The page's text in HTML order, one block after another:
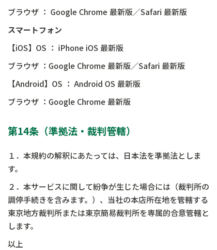
ブラウザ ： Google Chrome 最新版／Safari 最新版
スマートフォン
【iOS】OS ： iPhone iOS 最新版
ブラウザ ：Google Chrome 最新版／Safari 最新版
【Android】OS ： Android OS 最新版
ブラウザ ：Google Chrome 最新版
第14条（準拠法・裁判管轄）
１．本規約の解釈にあたっては、日本法を準拠法としま
す。
２．本サービスに関して紛争が生じた場合には（裁判所の
調停手続きを含みます。）、当社の本店所在地を管轄する
東京地方裁判所または東京簡易裁判所を専属的合意管轄と
します。
以上